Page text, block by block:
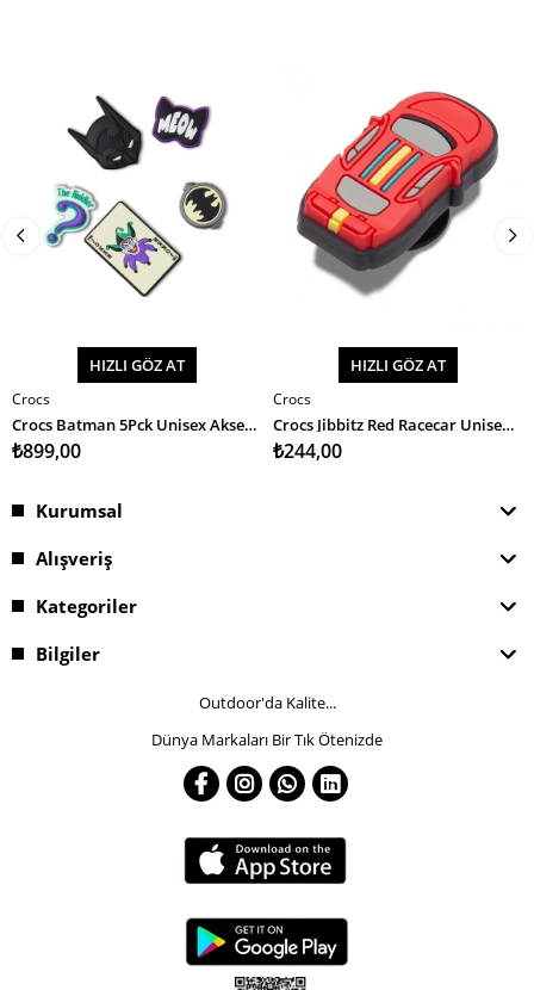
SEPETE EKLE
HIZLI GÖZ AT
Crocs
Crocs Batman 5Pck Unisex Aksesuar
₺899,00
SEPETE EKLE
HIZLI GÖZ AT
Crocs
Crocs Jibbitz Red Racecar Unisex Aksesuar
₺244,00
Kurumsal
Alışveriş
Kategoriler
Bilgiler
Outdoor'da Kalite...
Dünya Markaları Bir Tık Ötenizde